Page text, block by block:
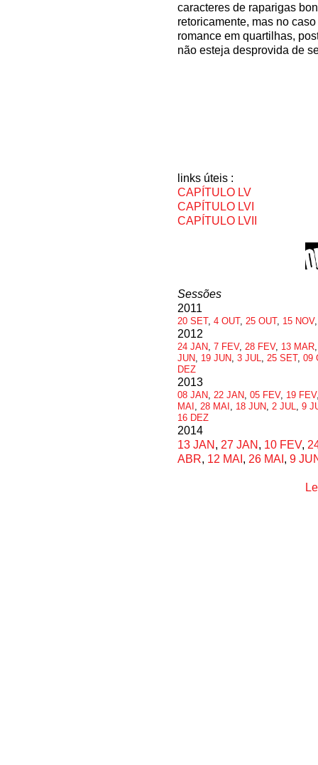
caracteres de raparigas
retoricamente, mas no
romance em quartilhas,
não esteja desprovida de
links úteis :
CAPÍTULO LV
CAPÍTULO LVI
CAPÍTULO LVII
Sessões
2011
20 SET, 4 OUT, 25 OUT, 15 NOV
2012
24 JAN 7 FEV, 28 FEV, 13 MAR
JUN
19 JUN 3 JUL 25 SET, 09
DEZ
2013
08 JAN 22 JAN 05 FEV, 19 FEV
MAI
28 MAI 18 JUN 2 JUL
9
16 DEZ
2014
13 JAN , 27 JAN , 10 FEV,
ABR, 12 MAI , 26 MAI , 9